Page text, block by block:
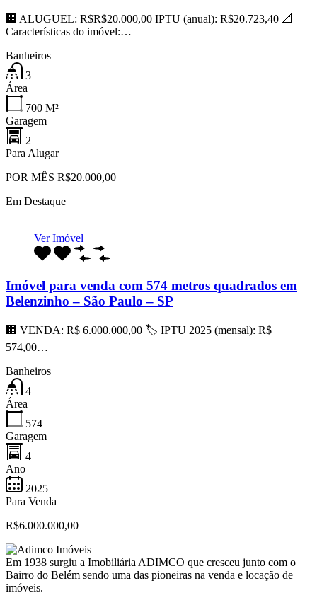
🏢 ALUGUEL: R$R$20.000,00 IPTU (anual): R$20.723,40 📐
Características do imóvel:…
Banheiros
3
Área
700 M²
Garagem
2
Para Alugar
POR MÊS R$20.000,00
Em Destaque
Ver Imóvel
Imóvel para venda com 574 metros quadrados em
Belenzinho – São Paulo – SP
🏢 VENDA: R$ 6.000.000,00 🏷 IPTU 2025 (mensal): R$
574,00…
Banheiros
4
Área
574
Garagem
4
Ano
2025
Para Venda
R$6.000.000,00
Em 1938 surgiu a Imobiliária ADIMCO que cresceu junto com o
Bairro do Belém sendo uma das pioneiras na venda e locação de
imóveis.